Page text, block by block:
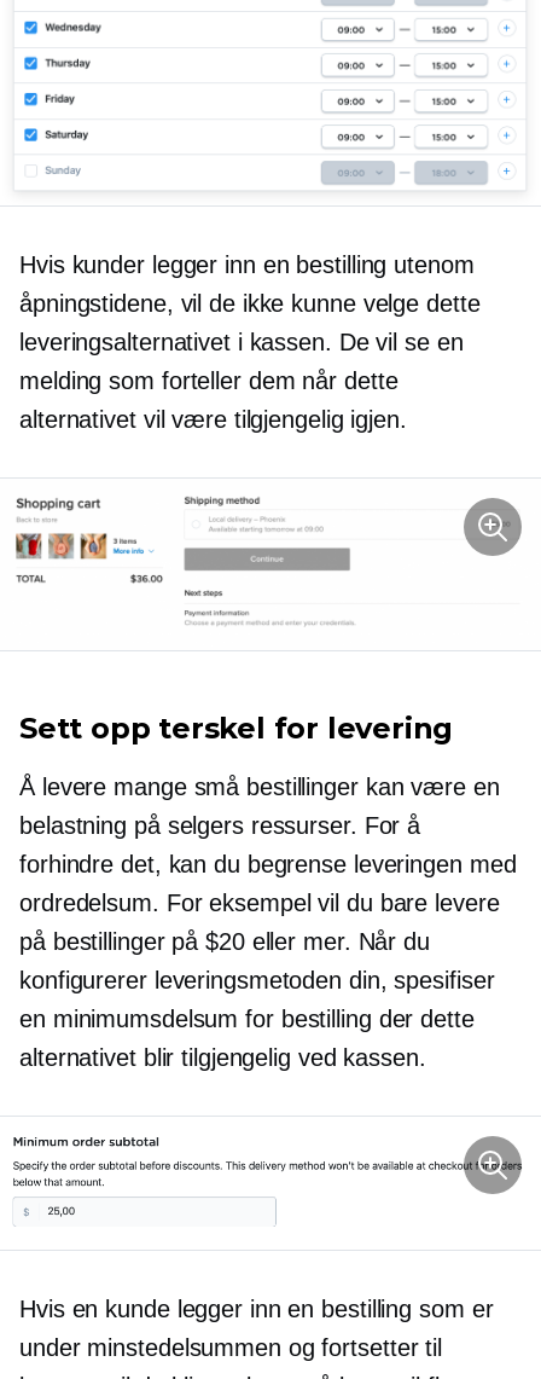
Hvis kunder legger inn en bestilling utenom
åpningstidene, vil de ikke kunne velge dette
leveringsalternativet i kassen. De vil se en
melding som forteller dem når dette
alternativet vil være tilgjengelig igjen.
Sett opp terskel for levering
Å levere mange små bestillinger kan være en
belastning på selgers ressurser. For å
forhindre det, kan du begrense leveringen med
ordredelsum. For eksempel vil du bare levere
på bestillinger på $20 eller mer. Når du
konfigurerer leveringsmetoden din, spesifiser
en minimumsdelsum for bestilling der dette
alternativet blir tilgjengelig ved kassen.
Hvis en kunde legger inn en bestilling som er
under minstedelsummen og fortsetter til